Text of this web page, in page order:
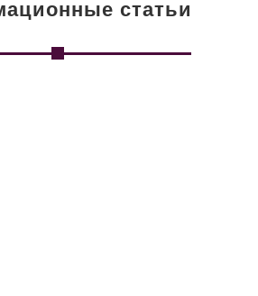
статьи